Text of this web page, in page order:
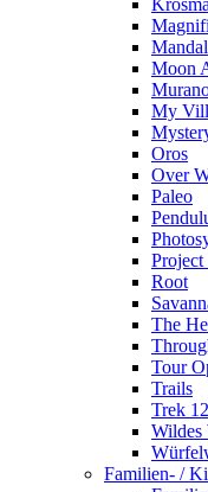
Moon
My
Oros
Over
Paleo
Project
Root
The
Tour
Trails
Trek 12
Wildes
Familien- /